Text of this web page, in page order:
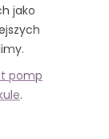
jako
pomp
.